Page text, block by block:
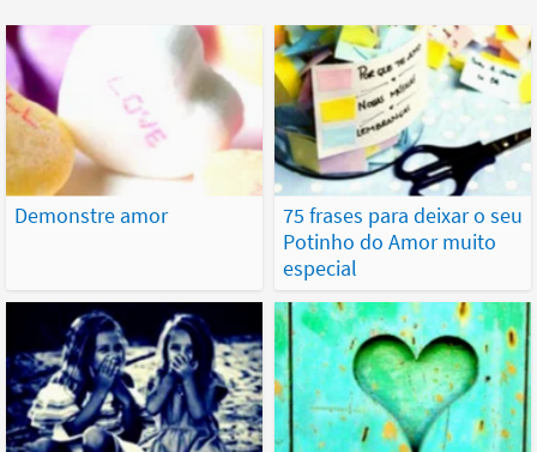
Demonstre amor
75 frases para deixar o seu
Potinho do Amor muito
especial